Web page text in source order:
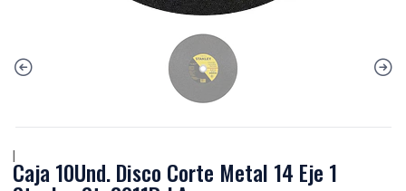
|
Caja 10Und. Disco Corte Metal 14 Eje 1